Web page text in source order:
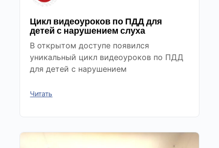
Цикл видеоуроков по ПДД для
детей с нарушением слуха
В открытом доступе появился
уникальный цикл видеоуроков по ПДД
для детей с нарушением
Читать